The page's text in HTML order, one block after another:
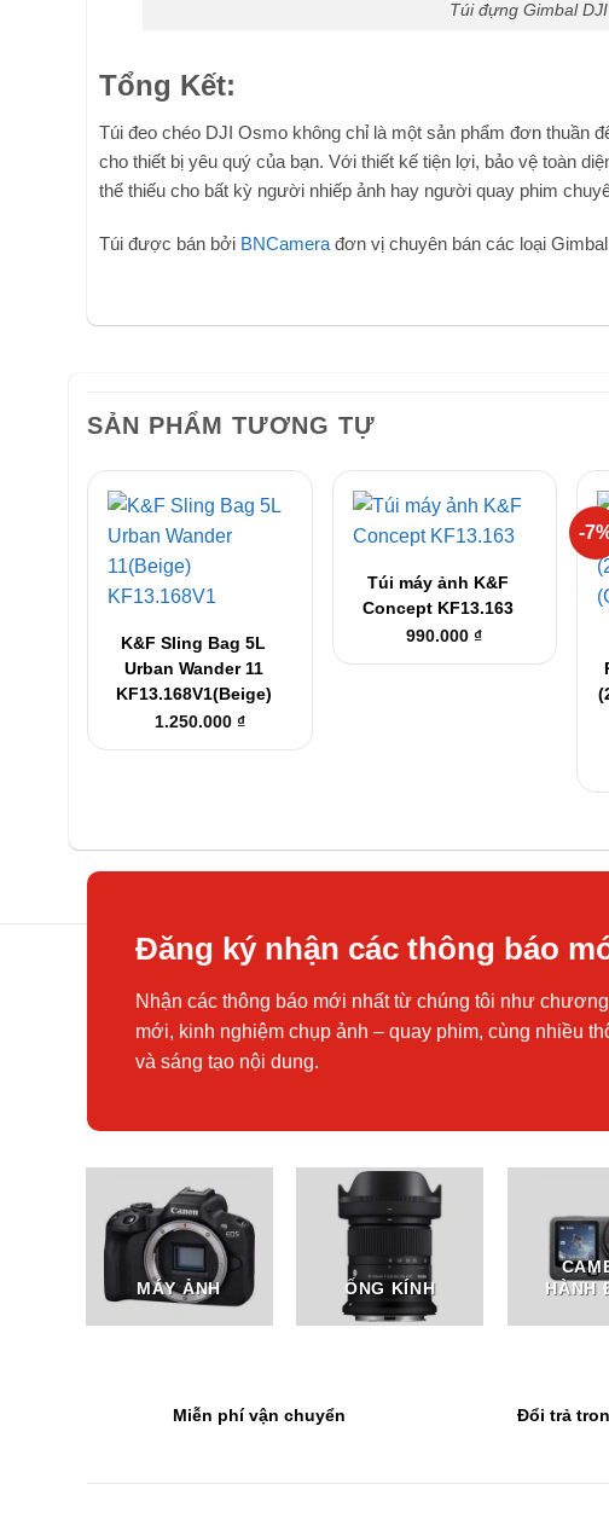
Túi đựng Gimbal
Tổng Kết:
Túi đeo chéo DJI Osmo không chỉ là một sản phẩm đơn thuần
cho thiết bị yêu quý của bạn. Với thiết kế tiện lợi, bảo vệ toàn
thể thiếu cho bất kỳ người nhiếp ảnh hay người quay phim
Túi được bán bởi BNCamera đơn vị chuyên bán các loại
SẢN PHẨM TƯƠNG TỰ
+
K&F Sling Bag 5L
Urban Wander 11
KF13.168V1(Beige)
1.250.000 ₫
+
Túi máy ảnh K&F
Concept KF13.163
990.000₫
-
Đăng ký nhận các thông báo
Nhận các thông báo mới nhất từ chúng tôi như
mới, kinh nghiệm chụp ảnh – quay phim, cùng nhiều
và sáng tạo nội dung.
MÁY ẢNH ỐNG KÍNH
HÀNH
Miễn phí vận chuyển Đổi trả